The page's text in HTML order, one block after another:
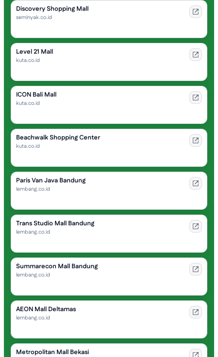
Discovery Shopping Mall
seminyak.co.id
Level 21 Mall
kuta.co.id
ICON Bali Mall
kuta.co.id
Beachwalk Shopping Center
kuta.co.id
Paris Van Java Bandung
lembang.co.id
Trans Studio Mall Bandung
lembang.co.id
Summarecon Mall Bandung
lembang.co.id
AEON Mall Deltamas
lembang.co.id
Metropolitan Mall Bekasi